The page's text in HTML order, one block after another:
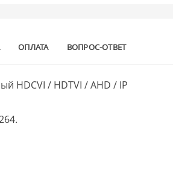
ОПЛАТА ВОПРОС-ОТВЕТ
HDCVI / HDTVI / AHD / IP